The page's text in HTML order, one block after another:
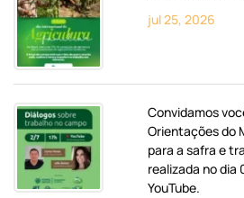
jul 25, 2026
Convidamos
Orientações do
para a safra e
realizada no dia
YouTube.